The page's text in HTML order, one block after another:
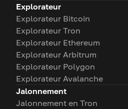
Explorateur
Explorateur Bitcoin
Explorateur Tron
Explorateur Ethereum
Explorateur Arbitrum
Explorateur Polygon
Explorateur Avalanche
Jalonnement
Jalonnement en Tron